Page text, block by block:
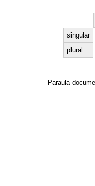
singular
plural
Paraula